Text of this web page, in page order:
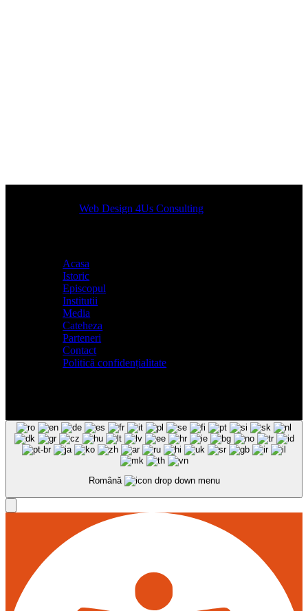
Designed byWeb Design 4Us Consulting
Acasa
Istoric
Episcopul
Institutii
Media
Cateheza
Parteneri
Contact
Politică confidențialitate
Română